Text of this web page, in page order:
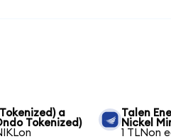
a
Tokenized)
Talen
Nickel
1 TLNon